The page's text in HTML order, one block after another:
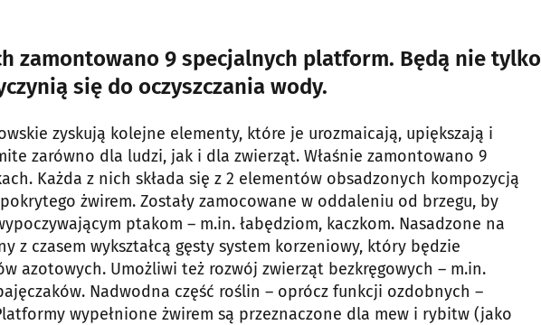
zamontowano 9 specjalnych platform. Będą nie tylko
się do oczyszczania wody.
zyskują kolejne elementy, które je urozmaicają, upiększają i
zarówno dla ludzi, jak i dla zwierząt. Właśnie zamontowano 9
Każda z nich składa się z 2 elementów obsadzonych kompozycją
żwirem. Zostały zamocowane w oddaleniu od brzegu, by
ptakom – m.in. łabędziom, kaczkom. Nasadzone na
z czasem wykształcą gęsty system korzeniowy, który będzie
azotowych. Umożliwi też rozwój zwierząt bezkręgowych – m.in.
Nadwodna część roślin – oprócz funkcji ozdobnych –
wypełnione żwirem są przeznaczone dla mew i rybitw (jako